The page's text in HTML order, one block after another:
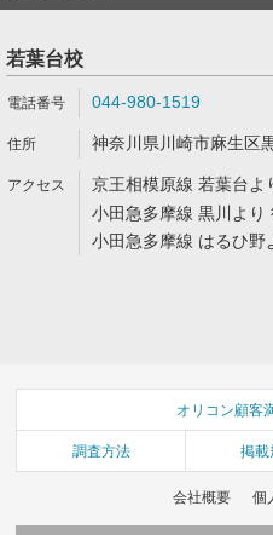
若葉台校
044-980-1519
神奈川県川崎市麻生区
京王相模原線 若葉台よ
小田急多摩線 黒川より
小田急多摩線 はるひ野
オリコン顧客
調査方法 掲載
会社概要 個